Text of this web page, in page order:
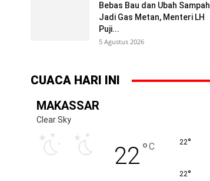
Bebas Bau dan Ubah Sampah
Jadi Gas Metan, Menteri LH
Puji...
5 Agustus 2026
CUACA HARI INI
MAKASSAR
Clear Sky
22°C 22°
22°